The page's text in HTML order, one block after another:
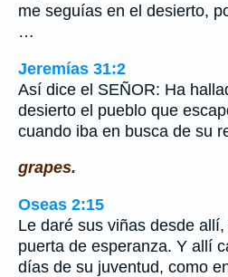
me seguías en el desierto,
…
Jeremías 31:2
Así dice el SEÑOR: Ha
desierto el pueblo que
cuando iba en busca de su
grapes.
Oseas 2:15
Le daré sus viñas desde
puerta de esperanza. Y allí
días de su juventud, como